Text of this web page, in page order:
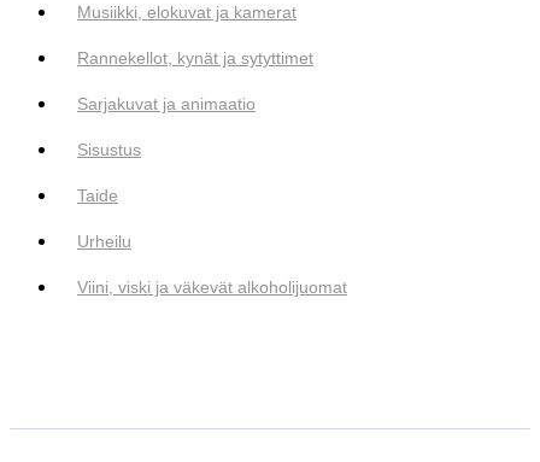
Musiikki, elokuvat ja kamerat
Rannekellot, kynät ja sytyttimet
Sarjakuvat ja animaatio
Sisustus
Taide
Urheilu
Viini, viski ja väkevät alkoholijuomat